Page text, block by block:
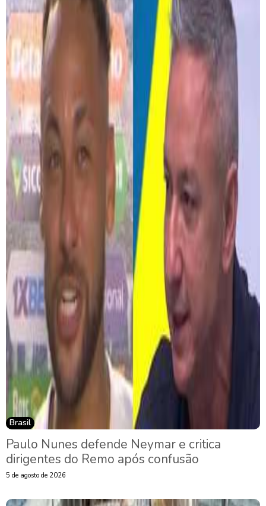
Brasil
Paulo Nunes defende Neymar e critica
dirigentes do Remo após confusão
5 de agosto de 2026